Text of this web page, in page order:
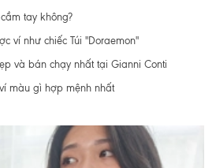
tay không?
ví như chiếc Túi "Doraemon"
và bán chạy nhất tại Gianni Conti
màu gì hợp mệnh nhất